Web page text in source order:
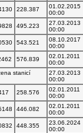
228.387
01.02.2015
00:00
495.223
27.03.2013
00:00
543.521
08.10.2017
00:00
576.839
02.01.2011
00:00
stanicí
27.03.2013
00:00
258.576
02.01.2011
00:00
446.082
02.01.2011
00:00
448.355
23.06.2024
00:00